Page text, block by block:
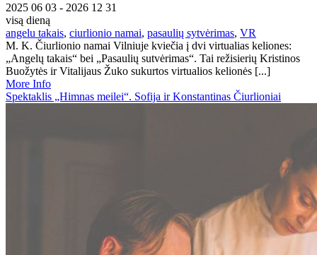
2025 06 03 - 2026 12 31
visą dieną
angelu takais, ciurlionio namai, pasaulių sytvėrimas, VR
M. K. Čiurlionio namai Vilniuje kviečia į dvi virtualias keliones:
„Angelų takais“ bei „Pasaulių sutvėrimas“. Tai režisierių Kristinos
Buožytės ir Vitalijaus Žuko sukurtos virtualios kelionės [...]
More Info
Spektaklis „Himnas meilei“. Sofija ir Konstantinas Čiurlioniai